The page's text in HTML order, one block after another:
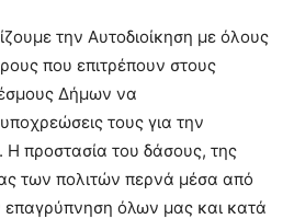
την Αυτοδιοίκηση με όλους
που επιτρέπουν στους
Δήμων να
τους για την
H προστασία του δάσους, της
των πολιτών περνά μέσα από
επαγρύπνηση όλων μας και κατά